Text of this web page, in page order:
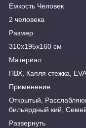
Емкость Человек
2 человека
Размер
310x195x160 см
Материал
ПВХ, Капля стежка, EVA
Применение
Открытый,
бильярдный кий,
Развернуть